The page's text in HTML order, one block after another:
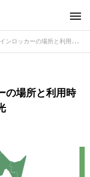
の場所と利用時間！荷物を預けて身軽に観光
の場所と利用時